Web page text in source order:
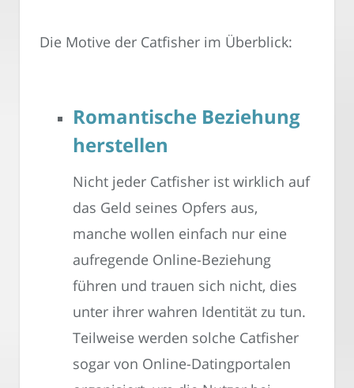
Die Motive der Catfisher im Überblick:
Romantische Beziehung
herstellen
Nicht jeder Catfisher ist wirklich auf
das Geld seines Opfers aus,
manche wollen einfach nur eine
aufregende Online-Beziehung
führen und trauen sich nicht, dies
unter ihrer wahren Identität zu tun.
Teilweise werden solche Catfisher
sogar von Online-Datingportalen